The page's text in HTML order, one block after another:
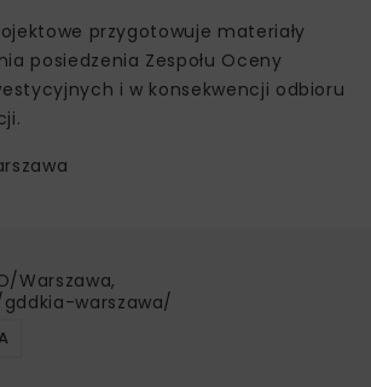
przygotowuje materiały
posiedzenia Zespołu Oceny
i w konsekwencji odbioru
Warszawa,
warszawa/